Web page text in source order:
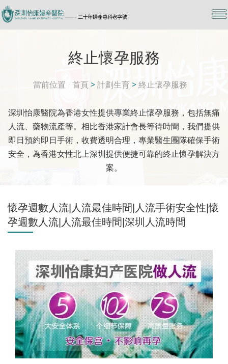
終止懷孕服務
當前位置 首頁 >計劃生育>終止懷孕服務
深圳怡康醫院為香港女性提供專業終止懷孕服務，包括無痛
人流、藥物流產等。相比香港家計會長等待時間，我們提供
即日預約即日手術，收費透明合理，專業醫生團隊確保手術
安全，為香港女性北上深圳提供便捷可靠的終止懷孕解決方
案。
懷孕週數人流|人流最佳時間|人流手術安全性|懷
孕週數人流|人流最佳時間|深圳人流時間